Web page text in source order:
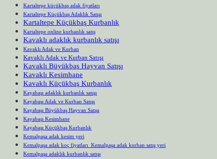
Kartaltepe küçükbaş adak fiyatları
Kartaltepe Küçükbaş Adaklık Satışı
Kartaltepe Küçükbaş Kurbanlık
Kartaltepe online kurbanlık satış
Kavaklı adaklık kurbanlık satışı
Kavaklı Adak ve Kurban
Kavaklı Adak ve Kurban Satışı
Kavaklı Büyükbaş Hayvan Satışı
Kavaklı Kesimhane
Kavaklı Küçükbaş Kurbanlık
Kayabaşı adaklık kurbanlık satışı
Kayabaşı Adak ve Kurban Satışı
Kayabaşı Büyükbaş Hayvan Satışı
Kayabaşı Kesimhane
Kayabaşı Küçükbaş Kurbanlık
Kemalpaşa adak kesim yeri
Kemalpaşa adak koç fiyatları Kemalpaşa adak kurban satış yeri
Kemalpaşa adaklık kurbanlık satışı